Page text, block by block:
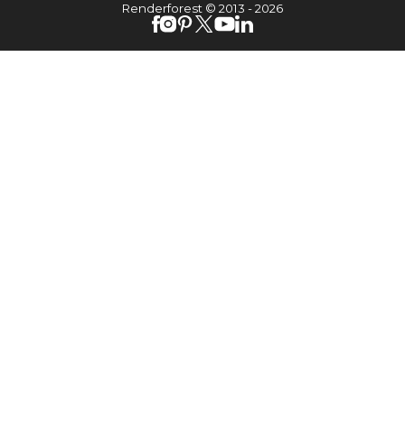
Renderforest © 2013 -2026